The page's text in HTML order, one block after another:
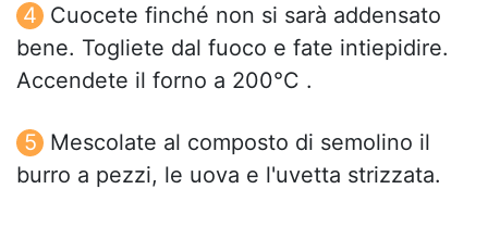
Cuocete finché non si sarà addensato
bene. Togliete dal fuoco e fate intiepidire.
Accendete il forno a 200°C .
Mescolate al composto di semolino il
burro a pezzi, le uova e l'uvetta strizzata.